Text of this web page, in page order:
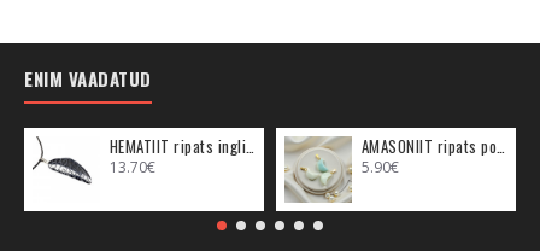
ENIM VAADATUD
13.70€ 5.90€